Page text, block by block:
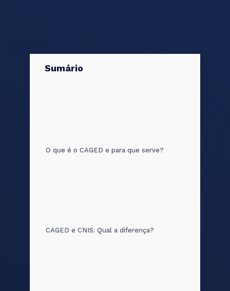
Sumário
O que é o CAGED e para que serve?
CAGED e CNIS: Qual a diferença?